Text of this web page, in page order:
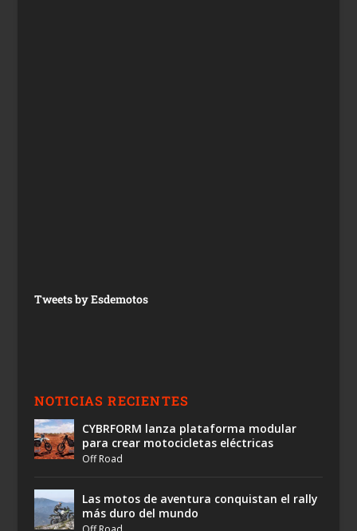
Tweets by Esdemotos
NOTICIAS RECIENTES
CYBRFORM lanza plataforma modular
para crear motocicletas eléctricas
Off Road
Las motos de aventura conquistan el rally
más duro del mundo